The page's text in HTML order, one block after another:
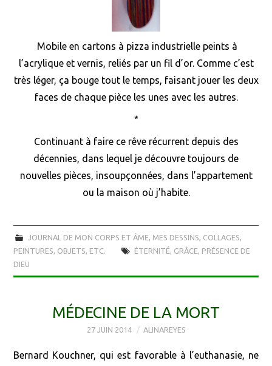
Mobile en cartons à pizza industrielle peints à
l’acrylique et vernis, reliés par un fil d’or. Comme c’est
très léger, ça bouge tout le temps, faisant jouer les deux
faces de chaque pièce les unes avec les autres.
*
Continuant à faire ce rêve récurrent depuis des
décennies, dans lequel je découvre toujours de
nouvelles pièces, insoupçonnées, dans l’appartement
ou la maison où j’habite.
JOURNAL DE MON CORPS ET ÂME MES DESSINS, COLLAGES,
PEINTURES, OBJETS, ETC.
ÉTERNITÉ GRÂCE PRÉSENCE DE
DIEU
MÉDECINE DE LA MORT
27 JUIN 2014 ALINAREYES
Bernard Kouchner, qui est favorable à l’euthanasie, ne